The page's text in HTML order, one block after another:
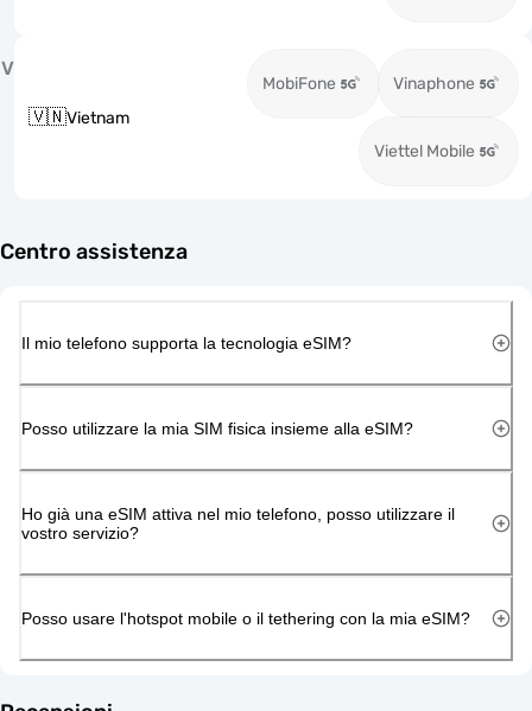
V
🇻🇳Vietnam
MobiFone Vinaphone
Viettel Mobile
Centro assistenza
Il mio telefono supporta la tecnologia eSIM?
Posso utilizzare la mia SIM fisica insieme alla eSIM?
Ho già una eSIM attiva nel mio telefono, posso utilizzare il
vostro servizio?
Posso usare l'hotspot mobile o il tethering con la mia eSIM?